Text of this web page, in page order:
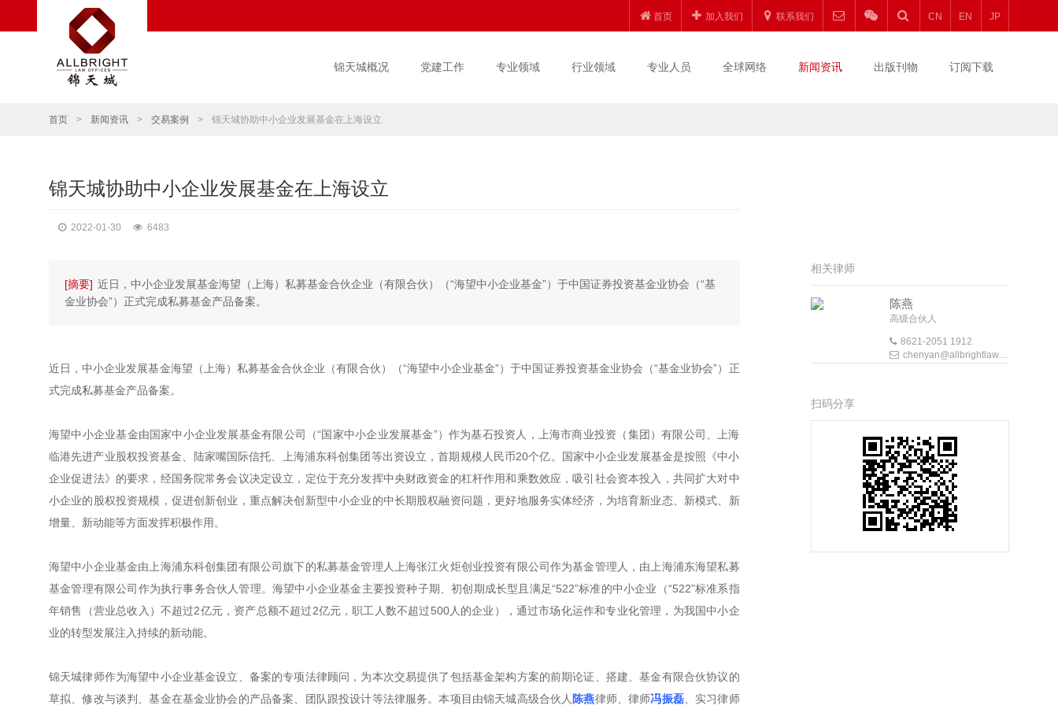
首页 加入我们 联系我们 CN EN JP
锦天城概况 党建工作 专业领域 行业领域 专业人员 全球网络 新闻资讯 出版刊物 订阅下载
首页 > 新闻资讯 > 交易案例 > 锦天城协助中小企业发展基金在上海设立
锦天城协助中小企业发展基金在上海设立
2022-01-30 6483
[摘要] 近日，中小企业发展基金海望（上海）私募基金合伙企业（有限合伙）（“海望中小企业基金”）于中国证券投资基金业协会（“基
金业协会”）正式完成私募基金产品备案。
近日，中小企业发展基金海望（上海）私募基金合伙企业（有限合伙）（“海望中小企业基金”）于中国证券投资基金业协会（“基金业协会”）正
式完成私募基金产品备案。
海望中小企业基金由国家中小企业发展基金有限公司（“国家中小企业发展基金”）作为基石投资人，上海市商业投资（集团）有限公司、上海
临港先进产业股权投资基金、陆家嘴国际信托、上海浦东科创集团等出资设立，首期规模人民币20个亿。国家中小企业发展基金是按照《中小
企业促进法》的要求，经国务院常务会议决定设立，定位于充分发挥中央财政资金的杠杆作用和乘数效应，吸引社会资本投入，共同扩大对中
小企业的股权投资规模，促进创新创业，重点解决创新型中小企业的中长期股权融资问题，更好地服务实体经济，为培育新业态、新模式、新
增量、新动能等方面发挥积极作用。
海望中小企业基金由上海浦东科创集团有限公司旗下的私募基金管理人上海张江火炬创业投资有限公司作为基金管理人，由上海浦东海望私募
基金管理有限公司作为执行事务合伙人管理。海望中小企业基金主要投资种子期、初创期成长型且满足“522”标准的中小企业（“522”标准系指
年销售（营业总收入）不超过2亿元，资产总额不超过2亿元，职工人数不超过500人的企业），通过市场化运作和专业化管理，为我国中小企
业的转型发展注入持续的新动能。
锦天城律师作为海望中小企业基金设立、备案的专项法律顾问，为本次交易提供了包括基金架构方案的前期论证、搭建、基金有限合伙协议的
草拟、修改与谈判、基金在基金业协会的产品备案、团队跟投设计等法律服务。本项目由锦天城高级合伙人 陈燕律师、律师冯振磊、实习律师
相关律师
陈燕
高级合伙人
8621-2051 1912
chenyan@allbrightlaw.com
扫码分享